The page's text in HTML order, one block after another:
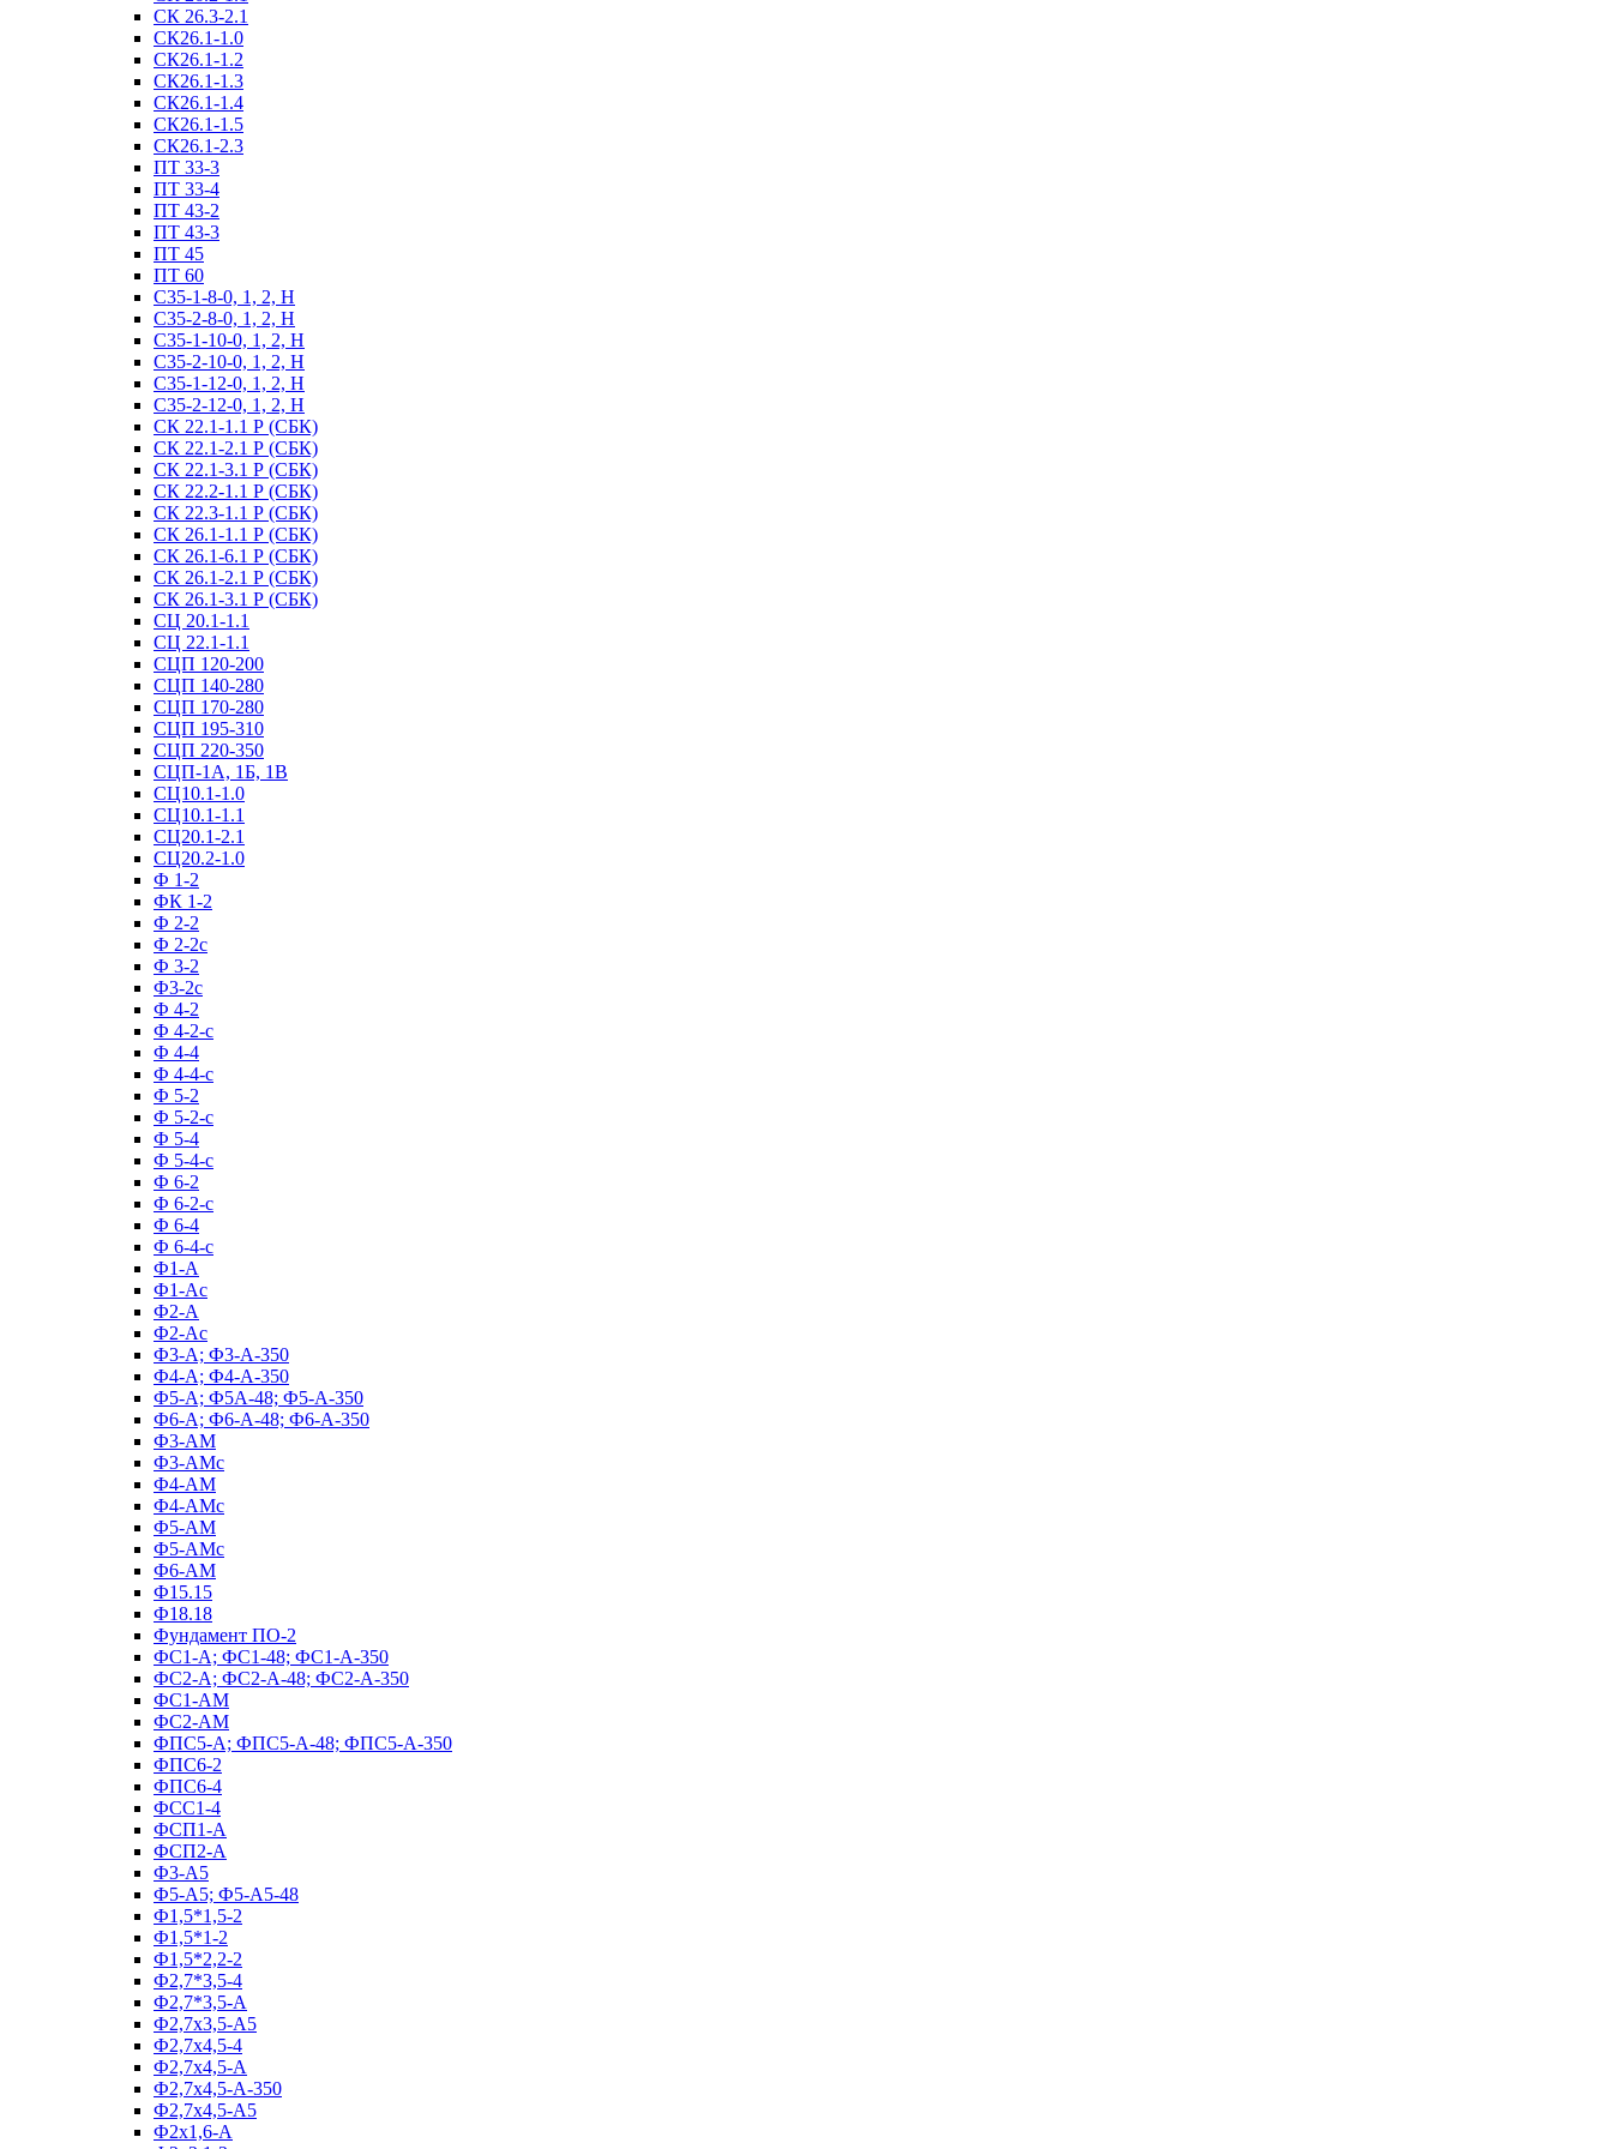
СК 26.3-2.1
СК26.1-1.0
СК26.1-1.2
СК26.1-1.3
СК26.1-1.4
СК26.1-1.5
СК26.1-2.3
ПТ 33-3
ПТ 33-4
ПТ 43-2
ПТ 43-3
ПТ 45
ПТ 60
С35-1-8-0, 1, 2, Н
С35-2-8-0, 1, 2, Н
С35-1-10-0, 1, 2, Н
С35-2-10-0, 1, 2, Н
С35-1-12-0, 1, 2, Н
С35-2-12-0, 1, 2, Н
СК 22.1-1.1 Р (СБК)
СК 22.1-2.1 Р (СБК)
СК 22.1-3.1 Р (СБК)
СК 22.2-1.1 Р (СБК)
СК 22.3-1.1 Р (СБК)
СК 26.1-1.1 Р (СБК)
СК 26.1-6.1 Р (СБК)
СК 26.1-2.1 Р (СБК)
СК 26.1-3.1 Р (СБК)
СЦ 20.1-1.1
СЦ 22.1-1.1
СЦП 120-200
СЦП 140-280
СЦП 170-280
СЦП 195-310
СЦП 220-350
СЦП-1А, 1Б, 1В
СЦ10.1-1.0
СЦ10.1-1.1
СЦ20.1-2.1
СЦ20.2-1.0
Ф 1-2
ФК 1-2
Ф 2-2
Ф 2-2с
Ф 3-2
Ф3-2с
Ф 4-2
Ф 4-2-с
Ф 4-4
Ф 4-4-с
Ф 5-2
Ф 5-2-с
Ф 5-4
Ф 5-4-с
Ф 6-2
Ф 6-2-с
Ф 6-4
Ф 6-4-с
Ф1-А
Ф1-Ас
Ф2-А
Ф2-Ас
Ф3-А; Ф3-А-350
Ф4-А; Ф4-А-350
Ф5-А; Ф5А-48; Ф5-А-350
Ф6-А; Ф6-А-48; Ф6-А-350
Ф3-АМ
Ф3-АМс
Ф4-АМ
Ф4-АМс
Ф5-АМ
Ф5-АМс
Ф6-АМ
Ф15.15
Ф18.18
Фундамент ПО‑2
ФС1-А; ФС1-48; ФС1-А-350
ФС2-А; ФС2-А-48; ФС2-А-350
ФС1-АМ
ФС2-АМ
ФПС5-А; ФПС5-А-48; ФПС5-А-350
ФПС6-2
ФПС6-4
ФСС1-4
ФСП1-А
ФСП2-А
Ф3-А5
Ф5-А5; Ф5-А5-48
Ф1,5*1,5-2
Ф1,5*1-2
Ф1,5*2,2-2
Ф2,7*3,5-4
Ф2,7*3,5-А
Ф2,7х3,5-А5
Ф2,7х4,5-4
Ф2,7х4,5-А
Ф2,7х4,5-А-350
Ф2,7х4,5-А5
Ф2х1,6-А